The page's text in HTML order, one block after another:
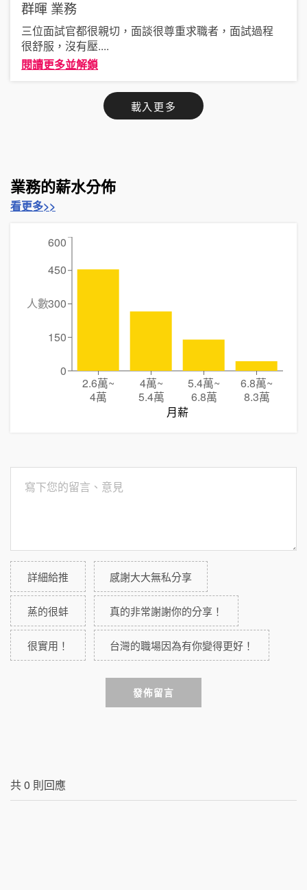
群暉 業務
三位面試官都很親切，面談很尊重求職者，面試過程
很舒服，沒有壓....
閱讀更多並解鎖
載入更多
業務的薪水分佈
看更多>>
2.6萬~
4萬
4萬~
5.4萬
5.4萬~
6.8萬
6.8萬~
8.3萬
月薪
0
150
300
450
600
人數
詳細給推 感謝大大無私分享
蒸的很蚌 真的非常謝謝你的分享！
很實用！ 台灣的職場因為有你變得更好！
發佈留言
共0 則回應